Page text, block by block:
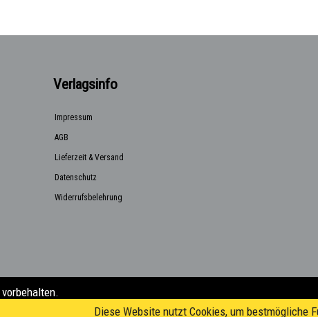
Diese Website nutzt Cookies, um bestmögliche
Verlagsinfo
Impressum
AGB
Lieferzeit & Versand
Datenschutz
Widerrufsbelehrung